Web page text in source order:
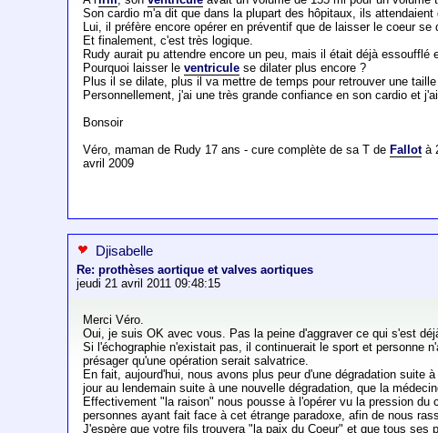
Son cardio m'a dit que dans la plupart des hôpitaux, ils
Lui, il préfère encore opérer en préventif que de laisser le coeur se
Et finalement, c'est très logique.
Rudy aurait pu attendre encore un peu, mais il était déjà essoufflé
Pourquoi laisser leventricule se dilater plus encore ?
Plus il se dilate, plus il va mettre de temps pour retrouver une
Personnellement, j'ai une très grande confiance en son cardio et
Bonsoir
Véro, maman de Rudy 17 ans - cure complète de sa T de Fallotà
avril 2009
Djisabelle
Re: prothèses aortique et valves aortiques
jeudi 21 avril 2011 09:48:15
Merci Véro.
Oui, je suis OK avec vous. Pas la peine d'aggraver ce qui s'est
Si l'échographie n'existait pas, il continuerait le sport et personne
présager qu'une opération serait salvatrice.
En fait, aujourd'hui, nous avons plus peur d'une dégradation suite
jour au lendemain suite à une nouvelle dégradation, que la
Effectivement "la raison" nous pousse à l'opérer vu la pression
personnes ayant fait face à cet étrange paradoxe, afin de nous
J'espère que votre fils trouvera "la paix du Coeur" et que tous